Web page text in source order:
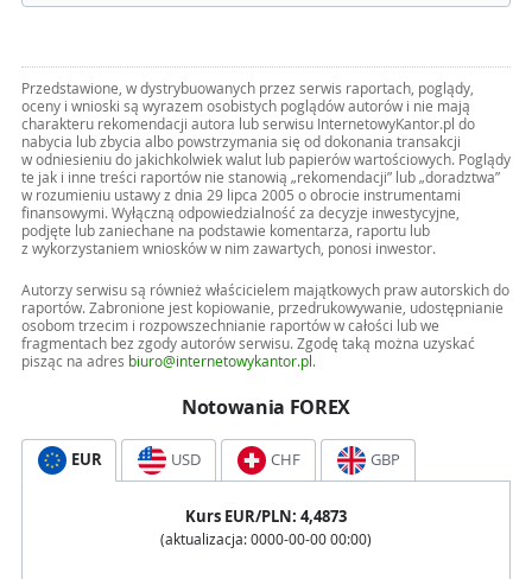
Przedstawione, w dystrybuowanych przez serwis raportach, poglądy,
oceny i wnioski są wyrazem osobistych poglądów autorów i nie mają
charakteru rekomendacji autora lub serwisu InternetowyKantor.pl do
nabycia lub zbycia albo powstrzymania się od dokonania transakcji
w odniesieniu do jakichkolwiek walut lub papierów wartościowych. Poglądy
te jak i inne treści raportów nie stanowią „rekomendacji” lub „doradztwa”
w rozumieniu ustawy z dnia 29 lipca 2005 o obrocie instrumentami
finansowymi. Wyłączną odpowiedzialność za decyzje inwestycyjne,
podjęte lub zaniechane na podstawie komentarza, raportu lub
z wykorzystaniem wniosków w nim zawartych, ponosi inwestor.
Autorzy serwisu są również właścicielem majątkowych praw autorskich do
raportów. Zabronione jest kopiowanie, przedrukowywanie, udostępnianie
osobom trzecim i rozpowszechnianie raportów w całości lub we
fragmentach bez zgody autorów serwisu. Zgodę taką można uzyskać
pisząc na adres biuro@internetowykantor.pl .
Notowania FOREX
EUR USD CHF GBP
Kurs EUR/PLN: 4,4873
(aktualizacja: 0000-00-00 00:00)